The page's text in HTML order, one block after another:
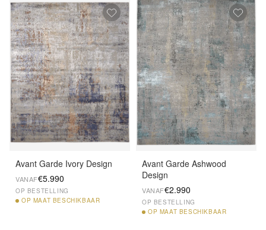
Avant Garde Ivory Design
VANAF€5.990
OP BESTELLING
OP MAAT BESCHIKBAAR
Avant Garde Ashwood
Design
VANAF€2.990
OP BESTELLING
OP MAAT BESCHIKBAAR